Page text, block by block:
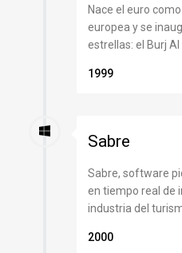
Nace el euro
europea y se
estrellas: el Burj Al
1999
Sabre
Sabre, software
en tiempo real de
industria del
2000